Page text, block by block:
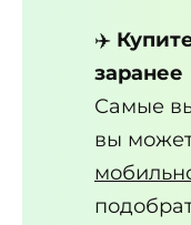
✈️
заранее
Самые
вы